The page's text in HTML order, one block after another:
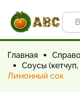
Главная
Соусы
Лимонный сок